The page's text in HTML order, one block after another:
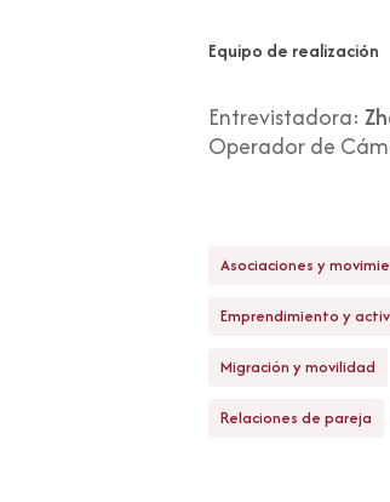
Equipo de realización
Entrevistadora:
Operador de
Asociaciones y
Emprendimiento y
Migración y movilidad
Relaciones de pareja